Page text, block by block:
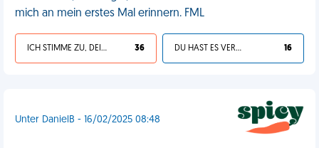
mich an mein erstes Mal erinnern. FML
ICH STIMME ZU, DEIN LEBEN IST SCHEISSE 36 DU HAST ES VERDIENT 16
Unter DanielB - 16/02/2025 08:48